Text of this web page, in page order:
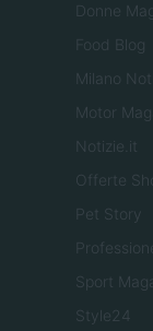
Donne
Food Blog
Milano
Motor
Notizie.it
Offerte
Pet Story
Sport
Style24